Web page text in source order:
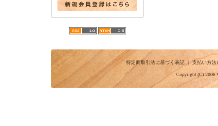
特定商取引法に基づく表記｜支払い方法
Copyright (C) 2006